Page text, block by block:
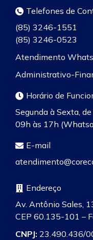
Telefones de
(85) 3246-1551
(85) 3246-0523
Atendimento
Administrativo-
Horário de
Segunda à Sexta,
09h às 17h
E-mail
Endereço
Av. Antônio Sales,
CEP 60.135-101 –
CNPJ: 23.490.436/